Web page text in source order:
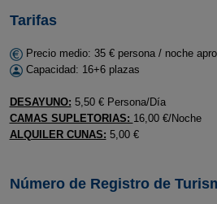
Tarifas
Precio medio: 35 € persona / noche
Capacidad: 16+6 plazas
DESAYUNO: 5,50 € Persona/Día
CAMAS SUPLETORIAS: 16,00 €/Noche
ALQUILER CUNAS: 5,00 €
Número de Registro de